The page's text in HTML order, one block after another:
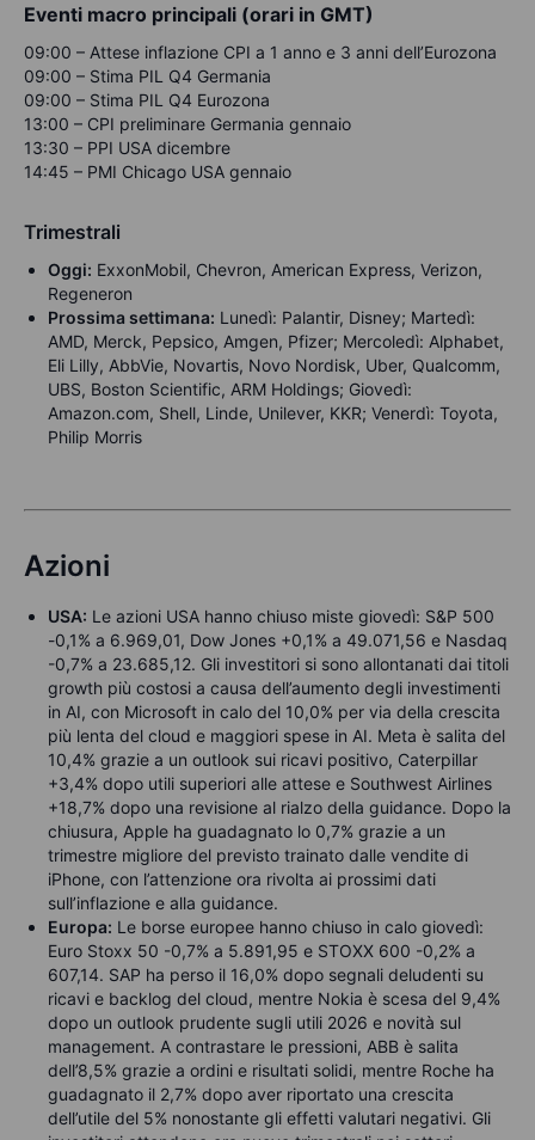
Eventi macro principali (orari in GMT)
09:00 – Attese inflazione CPI a 1 anno e 3 anni dell’Eurozona
09:00 – Stima PIL Q4 Germania
09:00 – Stima PIL Q4 Eurozona
13:00 – CPI preliminare Germania gennaio
13:30 – PPI USA dicembre
14:45 – PMI Chicago USA gennaio
Trimestrali
Oggi: ExxonMobil, Chevron, American Express, Verizon,
Regeneron
Prossima settimana: Lunedì: Palantir, Disney; Martedì:
AMD, Merck, Pepsico, Amgen, Pfizer; Mercoledì: Alphabet,
Eli Lilly, AbbVie, Novartis, Novo Nordisk, Uber, Qualcomm,
UBS, Boston Scientific, ARM Holdings; Giovedì:
Amazon.com, Shell, Linde, Unilever, KKR; Venerdì: Toyota,
Philip Morris
Azioni
USA: Le azioni USA hanno chiuso miste giovedì: S&P 500
-0,1% a 6.969,01, Dow Jones +0,1% a 49.071,56 e Nasdaq
-0,7% a 23.685,12. Gli investitori si sono allontanati dai titoli
growth più costosi a causa dell’aumento degli investimenti
in AI, con Microsoft in calo del 10,0% per via della crescita
più lenta del cloud e maggiori spese in AI. Meta è salita del
10,4% grazie a un outlook sui ricavi positivo, Caterpillar
+3,4% dopo utili superiori alle attese e Southwest Airlines
+18,7% dopo una revisione al rialzo della guidance. Dopo la
chiusura, Apple ha guadagnato lo 0,7% grazie a un
trimestre migliore del previsto trainato dalle vendite di
iPhone, con l’attenzione ora rivolta ai prossimi dati
sull’inflazione e alla guidance.
Europa: Le borse europee hanno chiuso in calo giovedì:
Euro Stoxx 50 -0,7% a 5.891,95 e STOXX 600 -0,2% a
607,14. SAP ha perso il 16,0% dopo segnali deludenti su
ricavi e backlog del cloud, mentre Nokia è scesa del 9,4%
dopo un outlook prudente sugli utili 2026 e novità sul
management. A contrastare le pressioni, ABB è salita
dell’8,5% grazie a ordini e risultati solidi, mentre Roche ha
guadagnato il 2,7% dopo aver riportato una crescita
dell’utile del 5% nonostante gli effetti valutari negativi. Gli